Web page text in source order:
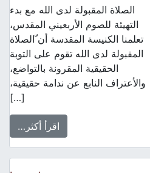
الصلاة المقبولة لدى الله مع بدء
التهيئة للصوم الأربعيني المقدس،
تعلمنا الكنيسة المقدسة أن ّالصلاة
المقبولة لدى الله تقوم على التوبة
الحقيقية المقرونة بالتواضع،
والأعتراف النابع عن ندامة حقيقية،
[…]
اقرأ أكثر…